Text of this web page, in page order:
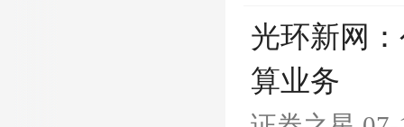
光环新网
算业务